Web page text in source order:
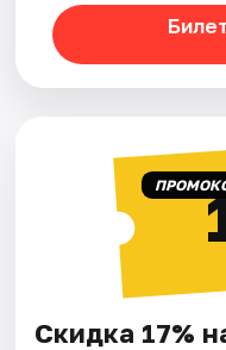
Скидка 17%